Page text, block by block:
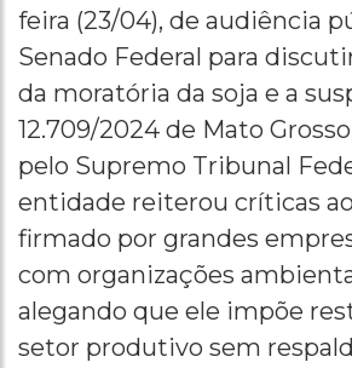
feira (23/04), de audiência
Senado Federal para
da moratória da soja e a
12.709/2024 de Mato
pelo Supremo Tribunal
entidade reiterou críticas
firmado por grandes
com organizações
alegando que ele impõe
setor produtivo sem